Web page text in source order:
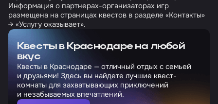
Информация о партнерах-организаторах игр
размещена на страницах квестов в разделе «Контакты»
→ «Услугу оказывает».
Квесты в Краснодаре на любой
вкус
Квесты в Краснодаре — отличный отдых с семьей
и друзьями! Здесь вы найдете лучшие квест-
комнаты для захватывающих приключений
и незабываемых впечатлений.